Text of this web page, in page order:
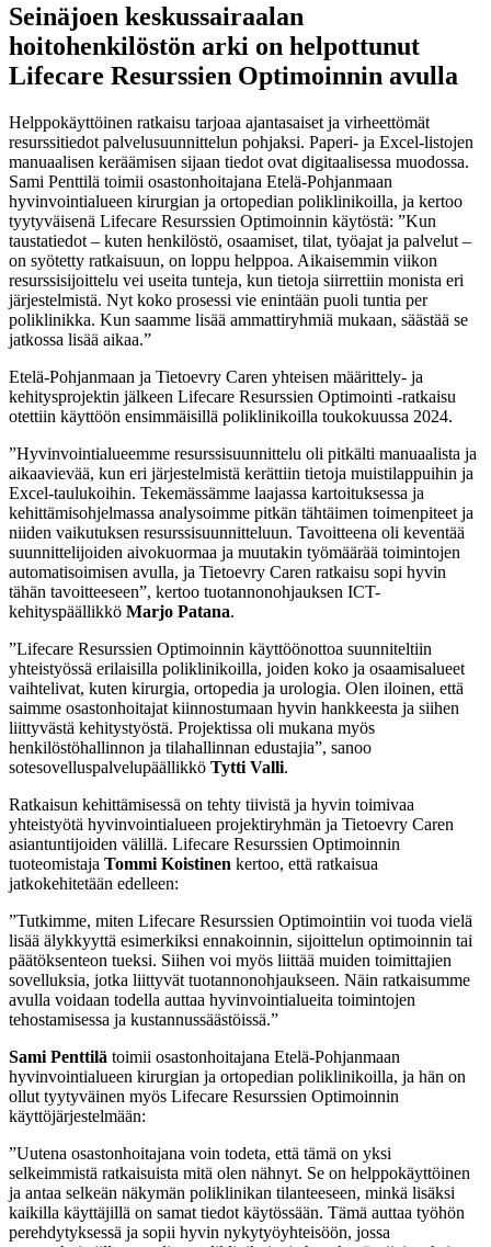
Seinäjoen keskussairaalan
hoitohenkilöstön arki on helpottunut
Lifecare Resurssien Optimoinnin avulla
Helppokäyttöinen ratkaisu tarjoaa ajantasaiset ja virheettömät
resurssitiedot palvelusuunnittelun pohjaksi. Paperi- ja Excel-listojen
manuaalisen keräämisen sijaan tiedot ovat digitaalisessa muodossa.
Sami Penttilä toimii osastonhoitajana Etelä-Pohjanmaan
hyvinvointialueen kirurgian ja ortopedian poliklinikoilla, ja kertoo
tyytyväisenä Lifecare Resurssien Optimoinnin käytöstä: ”Kun
taustatiedot – kuten henkilöstö, osaamiset, tilat, työajat ja palvelut –
on syötetty ratkaisuun, on loppu helppoa. Aikaisemmin viikon
resurssisijoittelu vei useita tunteja, kun tietoja siirrettiin monista eri
järjestelmistä. Nyt koko prosessi vie enintään puoli tuntia per
poliklinikka. Kun saamme lisää ammattiryhmiä mukaan, säästää se
jatkossa lisää aikaa.”
Etelä-Pohjanmaan ja Tietoevry Caren yhteisen määrittely- ja
kehitysprojektin jälkeen Lifecare Resurssien Optimointi -ratkaisu
otettiin käyttöön ensimmäisillä poliklinikoilla toukokuussa 2024.
”Hyvinvointialueemme resurssisuunnittelu oli pitkälti manuaalista ja
aikaavievää, kun eri järjestelmistä kerättiin tietoja muistilappuihin ja
Excel-taulukoihin. Tekemässämme laajassa kartoituksessa ja
kehittämisohjelmassa analysoimme pitkän tähtäimen toimenpiteet ja
niiden vaikutuksen resurssisuunnitteluun. Tavoitteena oli keventää
suunnittelijoiden aivokuormaa ja muutakin työmäärää toimintojen
automatisoimisen avulla, ja Tietoevry Caren ratkaisu sopi hyvin
tähän tavoitteeseen”, kertoo tuotannonohjauksen ICT-
kehityspäällikkö Marjo Patana.
”Lifecare Resurssien Optimoinnin käyttöönottoa suunniteltiin
yhteistyössä erilaisilla poliklinikoilla, joiden koko ja osaamisalueet
vaihtelivat, kuten kirurgia, ortopedia ja urologia. Olen iloinen, että
saimme osastonhoitajat kiinnostumaan hyvin hankkeesta ja siihen
liittyvästä kehitystyöstä. Projektissa oli mukana myös
henkilöstöhallinnon ja tilahallinnan edustajia”, sanoo
sotesovelluspalvelupäällikkö Tytti Valli.
Ratkaisun kehittämisessä on tehty tiivistä ja hyvin toimivaa
yhteistyötä hyvinvointialueen projektiryhmän ja Tietoevry Caren
asiantuntijoiden välillä. Lifecare Resurssien Optimoinnin
tuoteomistaja Tommi Koistinen kertoo, että ratkaisua
jatkokehitetään edelleen:
”Tutkimme, miten Lifecare Resurssien Optimointiin voi tuoda vielä
lisää älykkyyttä esimerkiksi ennakoinnin, sijoittelun optimoinnin tai
päätöksenteon tueksi. Siihen voi myös liittää muiden toimittajien
sovelluksia, jotka liittyvät tuotannonohjaukseen. Näin ratkaisumme
avulla voidaan todella auttaa hyvinvointialueita toimintojen
tehostamisessa ja kustannussäästöissä.”
Sami Penttilä toimii osastonhoitajana Etelä-Pohjanmaan
hyvinvointialueen kirurgian ja ortopedian poliklinikoilla, ja hän on
ollut tyytyväinen myös Lifecare Resurssien Optimoinnin
käyttöjärjestelmään:
”Uutena osastonhoitajana voin todeta, että tämä on yksi
selkeimmistä ratkaisuista mitä olen nähnyt. Se on helppokäyttöinen
ja antaa selkeän näkymän poliklinikan tilanteeseen, minkä lisäksi
kaikilla käyttäjillä on samat tiedot käytössään. Tämä auttaa työhön
perehdytyksessä ja sopii hyvin nykytyöyhteisöön, jossa